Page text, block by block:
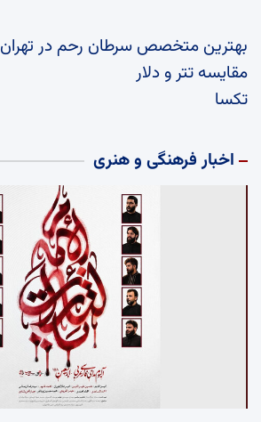
بهترین متخصص سرطان رحم در تهران
مقایسه تتر و دلار
تکسا
اخبار فرهنگی و هنری